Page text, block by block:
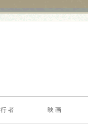
行 者 映 画